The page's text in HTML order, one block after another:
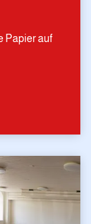
Papier auf